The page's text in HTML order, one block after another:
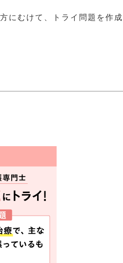
にむけて、トライ問題を作成